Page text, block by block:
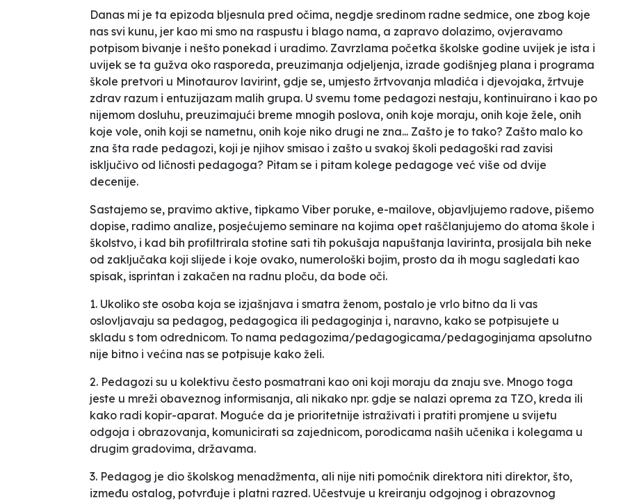
Danas mi je ta epizoda bljesnula pred očima, negdje sredinom radne sedmice, one zbog koje
nas svi kunu, jer kao mi smo na raspustu i blago nama, a zapravo dolazimo, ovjeravamo
potpisom bivanje i nešto ponekad i uradimo. Zavrzlama početka školske godine uvijek je ista i
uvijek se ta gužva oko rasporeda, preuzimanja odjeljenja, izrade godišnjeg plana i programa
škole pretvori u Minotaurov lavirint, gdje se, umjesto žrtvovanja mladića i djevojaka, žrtvuje
zdrav razum i entuzijazam malih grupa. U svemu tome pedagozi nestaju, kontinuirano i kao po
nijemom dosluhu, preuzimajući breme mnogih poslova, onih koje moraju, onih koje žele, onih
koje vole, onih koji se nametnu, onih koje niko drugi ne zna... Zašto je to tako? Zašto malo ko
zna šta rade pedagozi, koji je njihov smisao i zašto u svakoj školi pedagoški rad zavisi
isključivo od ličnosti pedagoga? Pitam se i pitam kolege pedagoge već više od dvije
decenije.
Sastajemo se, pravimo aktive, tipkamo Viber poruke, e-mailove, objavljujemo radove, pišemo
dopise, radimo analize, posjećujemo seminare na kojima opet raščlanjujemo do atoma škole i
školstvo, i kad bih profiltrirala stotine sati tih pokušaja napuštanja lavirinta, prosijala bih neke
od zaključaka koji slijede i koje ovako, numerološki bojim, prosto da ih mogu sagledati kao
spisak, isprintan i zakačen na radnu ploču, da bode oči.
1. Ukoliko ste osoba koja se izjašnjava i smatra ženom, postalo je vrlo bitno da li vas
oslovljavaju sa pedagog, pedagogica ili pedagoginja i, naravno, kako se potpisujete u
skladu s tom odrednicom. To nama pedagozima/pedagogicama/pedagoginjama apsolutno
nije bitno i većina nas se potpisuje kako želi.
2. Pedagozi su u kolektivu često posmatrani kao oni koji moraju da znaju sve. Mnogo toga
jeste u mreži obaveznog informisanja, ali nikako npr. gdje se nalazi oprema za TZO, kreda ili
kako radi kopir-aparat. Moguće da je prioritetnije istraživati i pratiti promjene u svijetu
odgoja i obrazovanja, komunicirati sa zajednicom, porodicama naših učenika i kolegama u
drugim gradovima, državama.
3. Pedagog je dio školskog menadžmenta, ali nije niti pomoćnik direktora niti direktor, što,
između ostalog, potvrđuje i platni razred. Učestvuje u kreiranju odgojnog i obrazovnog